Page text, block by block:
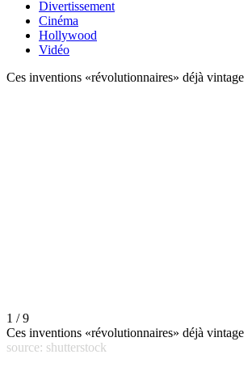
Divertissement
Cinéma
Hollywood
Vidéo
Ces inventions «révolutionnaires» déjà vintage
1 / 9
Ces inventions «révolutionnaires» déjà vintage
source: shutterstock